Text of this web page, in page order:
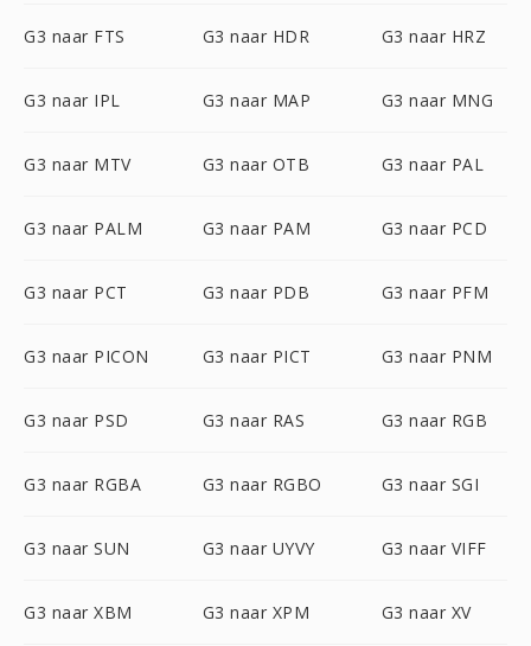
G3 naar FTS G3 naar HDR G3 naar HRZ
G3 naar IPL G3 naar MAP G3 naar MNG
G3 naar MTV G3 naar OTB G3 naar PAL
G3 naar PALM G3 naar PAM G3 naar PCD
G3 naar PCT G3 naar PDB G3 naar PFM
G3 naar PICON G3 naar PICT G3 naar PNM
G3 naar PSD G3 naar RAS G3 naar RGB
G3 naar RGBA G3 naar RGBO G3 naar SGI
G3 naar SUN G3 naar UYVY G3 naar VIFF
G3 naar XBM G3 naar XPM G3 naar XV